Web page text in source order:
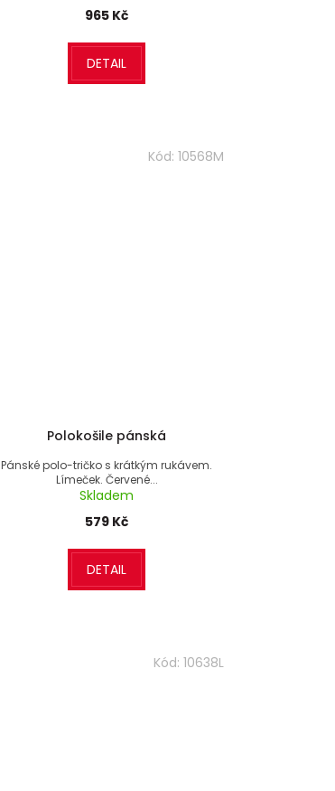
965 Kč
DETAIL
Kód: 10568M
Polokošile pánská
Pánské polo-tričko s krátkým rukávem.
Límeček. Červené...
Skladem
579 Kč
DETAIL
Kód: 10638L